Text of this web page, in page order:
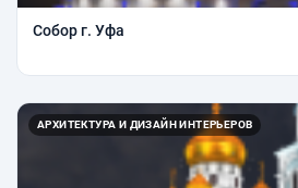
Собор г. Уфа
АРХИТЕКТУРА И ДИЗАЙН ИНТЕРЬЕРОВ